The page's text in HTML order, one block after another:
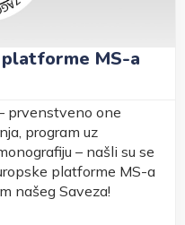
MS-a
prvenstveno one
program uz
– našli su se
platforme MS-a
našeg Saveza!